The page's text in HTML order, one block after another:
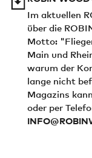
Im aktuellen
über die
Motto:
Main und
warum der
lange nicht
Magazins
oder per